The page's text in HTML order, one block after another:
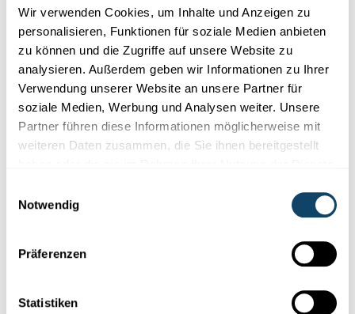
Wir verwenden Cookies, um Inhalte und Anzeigen zu
personalisieren, Funktionen für soziale Medien anbieten
zu können und die Zugriffe auf unsere Website zu
analysieren. Außerdem geben wir Informationen zu Ihrer
Verwendung unserer Website an unsere Partner für
soziale Medien, Werbung und Analysen weiter. Unsere
Partner führen diese Informationen möglicherweise mit
weiteren Daten zusammen, die Sie ihnen bereitgestellt
Notwendig
Präferenzen
Statistiken
FNR
OPTIMIERUNG DER SOLARZELLEN
besseren und billigeren Prozess